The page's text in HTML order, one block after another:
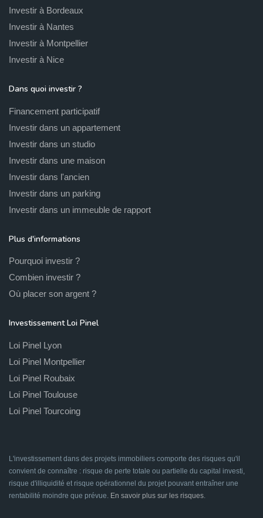
Investir à Bordeaux
Investir à Nantes
Investir à Montpellier
Investir à Nice
Dans quoi investir ?
Financement participatif
Investir dans un appartement
Investir dans un studio
Investir dans une maison
Investir dans l'ancien
Investir dans un parking
Investir dans un immeuble de rapport
Plus d'informations
Pourquoi investir ?
Combien investir ?
Où placer son argent ?
Investissement Loi Pinel
Loi Pinel Lyon
Loi Pinel Montpellier
Loi Pinel Roubaix
Loi Pinel Toulouse
Loi Pinel Tourcoing
L'investissement dans des projets immobiliers comporte des risques qu'il
convient de connaître : risque de perte totale ou partielle du capital investi,
risque d'illiquidité et risque opérationnel du projet pouvant entraîner une
rentabilité moindre que prévue. En savoir plus sur les risques.